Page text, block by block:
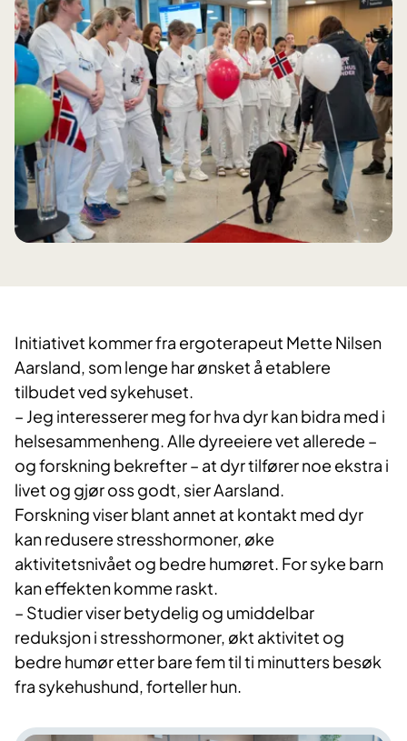
Initiativet kommer fra ergoterapeut Mette Nilsen
Aarsland, som lenge har ønsket å etablere
tilbudet ved sykehuset.
– Jeg interesserer meg for hva dyr kan bidra med i
helsesammenheng. Alle dyreeiere vet allerede –
og forskning bekrefter – at dyr tilfører noe ekstra i
livet og gjør oss godt, sier Aarsland.
Forskning viser blant annet at kontakt med dyr
kan redusere stresshormoner, øke
aktivitetsnivået og bedre humøret. For syke barn
kan effekten komme raskt.
– Studier viser betydelig og umiddelbar
reduksjon i stresshormoner, økt aktivitet og
bedre humør etter bare fem til ti minutters besøk
fra sykehushund, forteller hun.